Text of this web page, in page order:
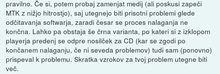
pravilno. Če si, potem probaj zamenjat medij (ali poskusi zapeči
MTK z nižjo hitrostjo), saj utegnejo biti prisotni problemi glede
odčitavanja softwarja, zaradi česar se proces nalaganja ne
končna. Lahko pa obstaja še črna varianta, po kateri si z izklopom
playerja predenj se odpre nosilček za CD (kar se zgodi po
končanem nalaganju, če ni seveda problemov) tudi sam (ponovno)
prispeval k problemu. Skratka vzrokov za tvoj problem utegne biti
več.